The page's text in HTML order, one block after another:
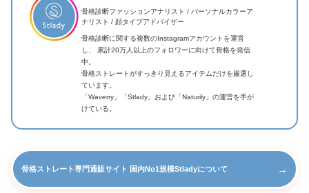
骨格診断ファッションアナリスト / パーソナルカラーア
ナリスト / 顔タイプアドバイザー
骨格診断に関する複数のInstagramアカウントを運営
し、 累計20万人以上のフォロワーに向けて骨格を発信
中。
骨格ストレートがすっきり見えるアイテムだけを厳選し
ています。
「Waverry」「Stlady」および「Naturily」の運営を手が
けている。
骨格ストレート専門通販サイト 国内No1規模Stladyについて →